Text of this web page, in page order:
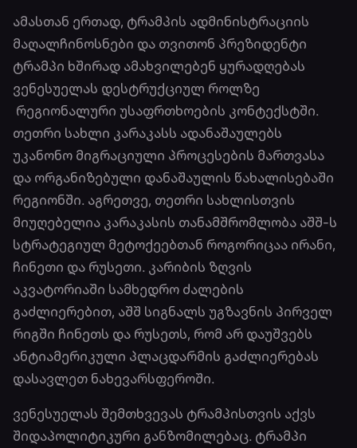
ამასთან ერთად, ტრამპის ადმინისტრაციის
მაღალჩინოსნები და თვითონ პრეზიდენტი
ტრამპი ხშირად ამახვილებენ ყურადღებას
ვენესუელას დესტრუქციულ როლზე
რეგიონალური უსაფრთხოების კონტექსტში.
თეთრი სახლი კარაკასს ადანაშაულებს
უკანონო მიგრაციული პროცესების მართვასა
და ორგანიზებული დანაშაულის წახალისებაში
რეგიონში. აგრეთვე, თეთრი სახლისთვის
მიუღებელია კარაკასის თანამშრომლობა აშშ-ს
სტრატეგიულ მეტოქეებთან როგორიცაა ირანი,
ჩინეთი და რუსეთი. კარიბის ზღვის
აკვატორიაში სამხედრო ძალების
გაძლიერებით, აშშ სიგნალს უგზავნის პირველ
რიგში ჩინეთს და რუსეთს, რომ არ დაუშვებს
ანტიამერიკული პლაცდარმის გაძლიერებას
დასავლეთ ნახევარსფეროში.
ვენესუელას შემთხვევას ტრამპისთვის აქვს
შიდაპოლიტიკური განზომილებაც. ტრამპი